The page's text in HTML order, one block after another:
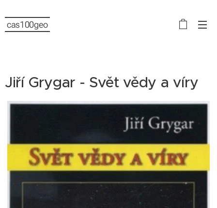
cas100geo
Jiří Grygar - Svět vědy a víry